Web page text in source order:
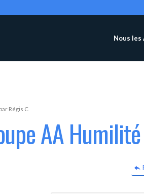
Nous les
par Régis C
AA Humilité